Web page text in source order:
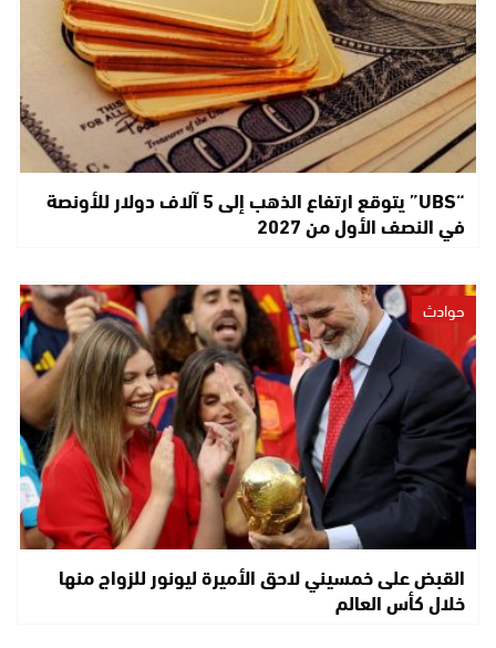
“UBS” يتوقع ارتفاع الذهب إلى 5 آلاف دولار للأونصة
في النصف الأول من 2027
حوادث
القبض على خمسيني لاحق الأميرة ليونور للزواج منها
خلال كأس العالم